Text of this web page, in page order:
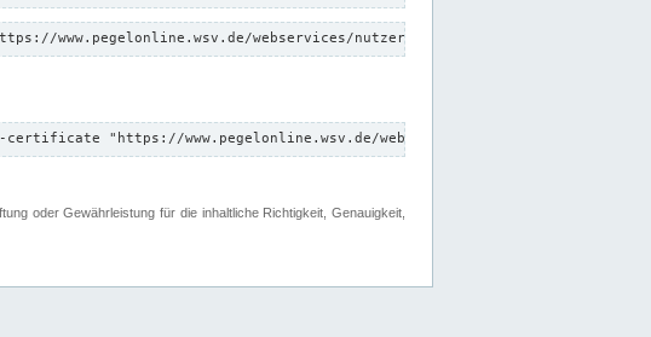
www.pegelonline.wsv.de/webservices/nutzer/files/testdatei.txt"
"https://www.pegelonline.wsv.de/webservices/nutzer/files"
oder Gewährleistung für die inhaltliche Richtigkeit, Genauigkeit,